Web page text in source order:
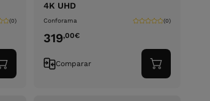
(0)
Adicionar
ao
4K UHD
Conforama (0)
319,00€
Comparar
Adicionar
ao